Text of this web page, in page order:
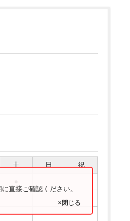
土 日 祝
直接ご確認ください。
×閉じる